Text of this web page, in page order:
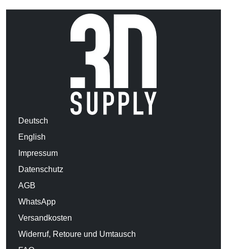
Deutsch
English
Impressum
Datenschutz
AGB
WhatsApp
Versandkosten
Widerruf, Retoure und Umtausch